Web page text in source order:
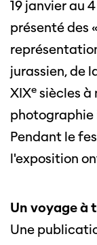
19 janvier au
présenté des
jurassien, de
XIXe siècles à
photographie
Pendant le
l'exposition
Un voyage à
Une